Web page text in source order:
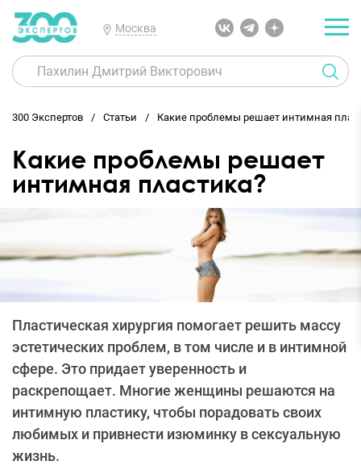
Москва
300 Экспертов Статьи Какие проблемы решает интимная
Какие проблемы решает
интимная пластика?
Пластическая хирургия помогает решить массу
эстетических проблем, в том числе и в интимной
сфере. Это придает уверенность и
раскрепощает. Многие женщины решаются на
интимную пластику, чтобы порадовать своих
любимых и привнести изюминку в сексуальную
жизнь.